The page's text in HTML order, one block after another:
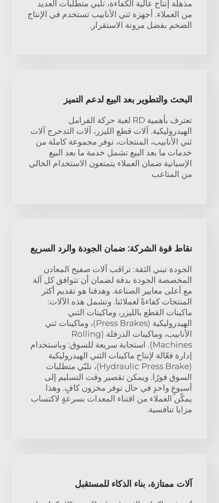
مذهلة إنتاج عالية الكفاءة، تلبي متطلبات العديد
من العملاء. أجهزة ثني الأنابيب تستخدم في الإنتاج
الضخم بفضل مرونة الاستقرار.
البحث والتطوير بعد البيع لدعم التميز
تعترف بأهمية RD لعبة حركة الفرامل
الهيدروليكية. آلات قطع الليزر، آلات التدحرج آلات
ثني الأنابيب، المنتجات، توفر مجموعة كاملة من
خدمات ما بعد البيع تشمل خدمة ما بعد البيع
الإسبانية ضمان العملاء يتمتعون الاستخدام الخالي
من المتاعب
نقاط قوة الشركة: ضمان الجودة والرد السريع
الجودة تبني الثقة: تراقب آلات صفيح المعادن
المخصصة الجودة بدقة لضمان أن تتوافق كل آلة
مع أعلى معايير الصناعة. وهدفنا هو تقديم أكثر
المنتجات كفاءةً لعملائنا. وتشمل هذه الآلات:
ماكينات القطع بالليزر، وماكينات الثني
الهيدروليكية (Press Brakes)، وماكينات ثني
الأنابيب، وماكينات الدرفلة (Rolling
Machines). استجابة سريعة للسوق: وباستخدام
إدارة فعّالة لإنتاج ماكينات الثني الهيدروليكية
(Hydraulic Press Brake)، نلبّي متطلبات
السوق فورًا. ويمكن تقصير وقت التسليم إلى
أسبوعٍ واحدٍ في حال توفر مخزون كافٍ. وهذا
يمكّن العملاء من اقتناء المعدات بسرعةٍ لاكتساب
مزايا تنافسية.
آلات ممتازة، بناء الذكاء للمستقبل